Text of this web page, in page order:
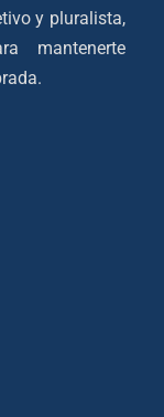
y pluralista,
mantenerte